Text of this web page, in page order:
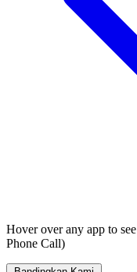
Hover over any app to
Phone Call)